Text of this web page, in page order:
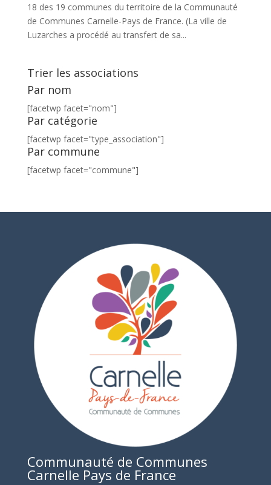
18 des 19 communes du territoire de la Communauté
de Communes Carnelle-Pays de France. (La ville de
Luzarches a procédé au transfert de sa...
Trier les associations
Par nom
[facetwp facet="nom"]
Par catégorie
[facetwp facet="type_association"]
Par commune
[facetwp facet="commune"]
Communauté de Communes
Carnelle Pays de France